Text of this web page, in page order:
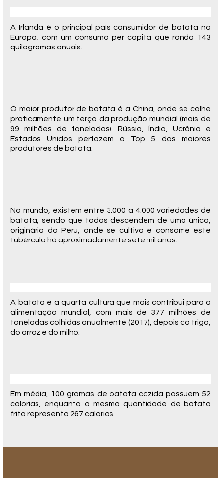
A Irlanda é o principal país consumidor de batata na
Europa, com um consumo per capita que ronda 143
quilogramas anuais.
O maior produtor de batata é a China, onde se colhe
praticamente um terço da produção mundial (mais de
99 milhões de toneladas). Rússia, Índia, Ucrânia e
Estados Unidos perfazem o Top 5 dos maiores
produtores de batata.
No mundo, existem entre 3.000 a 4.000 variedades de
batata, sendo que todas descendem de uma única,
originária do Peru, onde se cultiva e consome este
tubérculo há aproximadamente sete mil anos.
A batata é a quarta cultura que mais contribui para a
alimentação mundial, com mais de 377 milhões de
toneladas colhidas anualmente (2017), depois do trigo,
do arroz e do milho.
Em média, 100 gramas de batata cozida possuem 52
calorias, enquanto a mesma quantidade de batata
frita representa 267 calorias.